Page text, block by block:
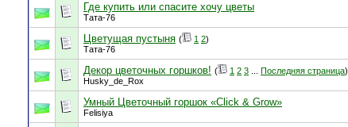
Где купить или спасите хочу цветы
Тата-76
Цветущая пустыня ( 1 2)
Тата-76
Декор цветочных горшков! ( 1 2 3 Последняя страница)
Husky_de_Rox
Умный Цветочный горшок «Click & Grow»
Felisiya